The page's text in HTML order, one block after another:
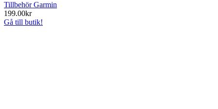
Tillbehör Garmin
199.00kr
Gå till butik!